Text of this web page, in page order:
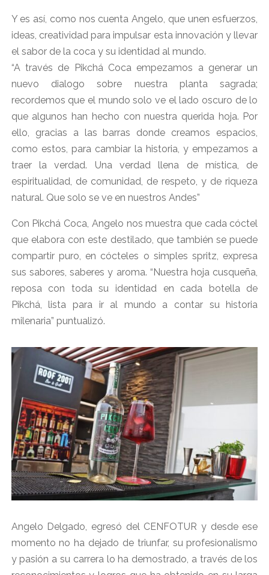
Y es así, como nos cuenta Angelo, que unen esfuerzos,
ideas, creatividad para impulsar esta innovación y llevar
el sabor de la coca y su identidad al mundo.
“A través de Pikchá Coca empezamos a generar un
nuevo dialogo sobre nuestra planta sagrada;
recordemos que el mundo solo ve el lado oscuro de lo
que algunos han hecho con nuestra querida hoja. Por
ello, gracias a las barras donde creamos espacios,
como estos, para cambiar la historia, y empezamos a
traer la verdad. Una verdad llena de mística, de
espiritualidad, de comunidad, de respeto, y de riqueza
natural. Que solo se ve en nuestros Andes”
Con Pikchá Coca, Angelo nos muestra que cada cóctel
que elabora con este destilado, que también se puede
compartir puro, en cócteles o simples spritz, expresa
sus sabores, saberes y aroma. “Nuestra hoja cusqueña,
reposa con toda su identidad en cada botella de
Pikchá, lista para ir al mundo a contar su historia
milenaria” puntualizó.
Angelo Delgado, egresó del CENFOTUR y desde ese
momento no ha dejado de triunfar, su profesionalismo
y pasión a su carrera lo ha demostrado, a través de los